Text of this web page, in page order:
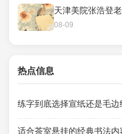
08-09
热点信息
练字到底选择宣纸还是毛
适合茶室悬挂的经典书法